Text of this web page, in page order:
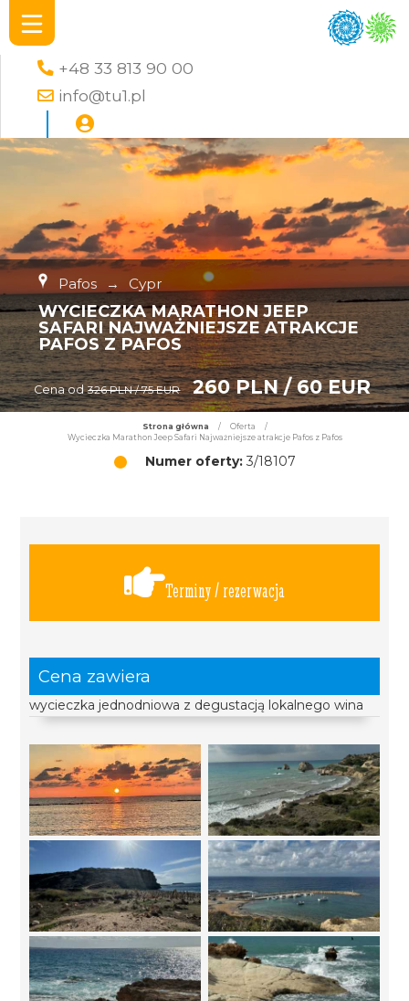
+48 33 813 90 00
info@tu1.pl
Pafos → Cypr
WYCIECZKA MARATHON JEEP
SAFARI NAJWAŻNIEJSZE ATRAKCJE
PAFOS Z PAFOS
Cena od 326 PLN / 75 EUR 260 PLN / 60 EUR
Strona główna / Oferta
/
Wycieczka Marathon Jeep Safari Najważniejsze atrakcje Pafos z Pafos
Numer oferty:3/18107
Terminy / rezerwacja
Cena zawiera
wycieczka jednodniowa z degustacją lokalnego wina